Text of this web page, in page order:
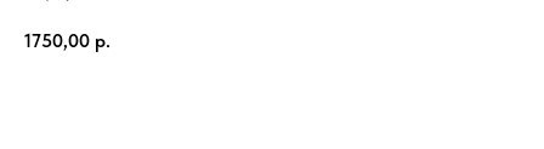
1750,00 р.